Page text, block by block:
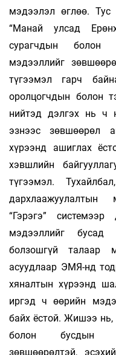
мэдээлэл өглөө. Тус
“Манай улсад
сурагчдын болон
мэдээллийг
түгээмэл гарч
оролцогчдын болон
нийтэд дэлгэх нь ч
эзнээс зөвшөөрөл
хүрээнд ашиглах
хэвшлийн
түгээмэл.
дархлаажуулалтын
“Гэрэгэ”
мэдээллийг бусад
болзошгүй талаар
асуудлаар ЭМЯ-нд
хяналтын хүрээнд
иргэд ч өөрийн
байх ёстой. Жишээ нь,
болон бусдын
зөвшөөрөлтэй,